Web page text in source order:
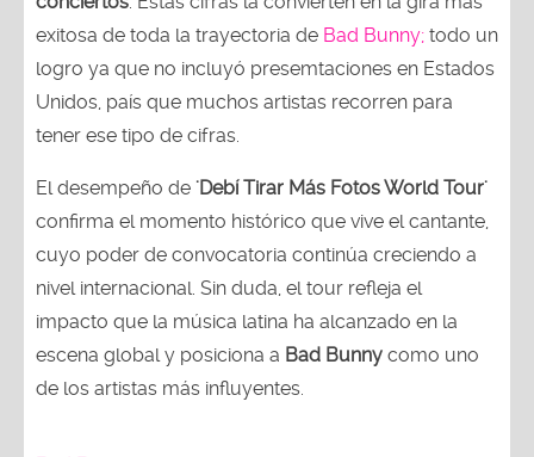
exitosa de toda la trayectoria de Bad Bunny; todo un
logro ya que no incluyó presemtaciones en Estados
Unidos, país que muchos artistas recorren para
tener ese tipo de cifras.
El desempeño de 'Debí Tirar Más Fotos World Tour'
confirma el momento histórico que vive el cantante,
cuyo poder de convocatoria continúa creciendo a
nivel internacional. Sin duda, el tour refleja el
impacto que la música latina ha alcanzado en la
escena global y posiciona a Bad Bunny como uno
de los artistas más influyentes.